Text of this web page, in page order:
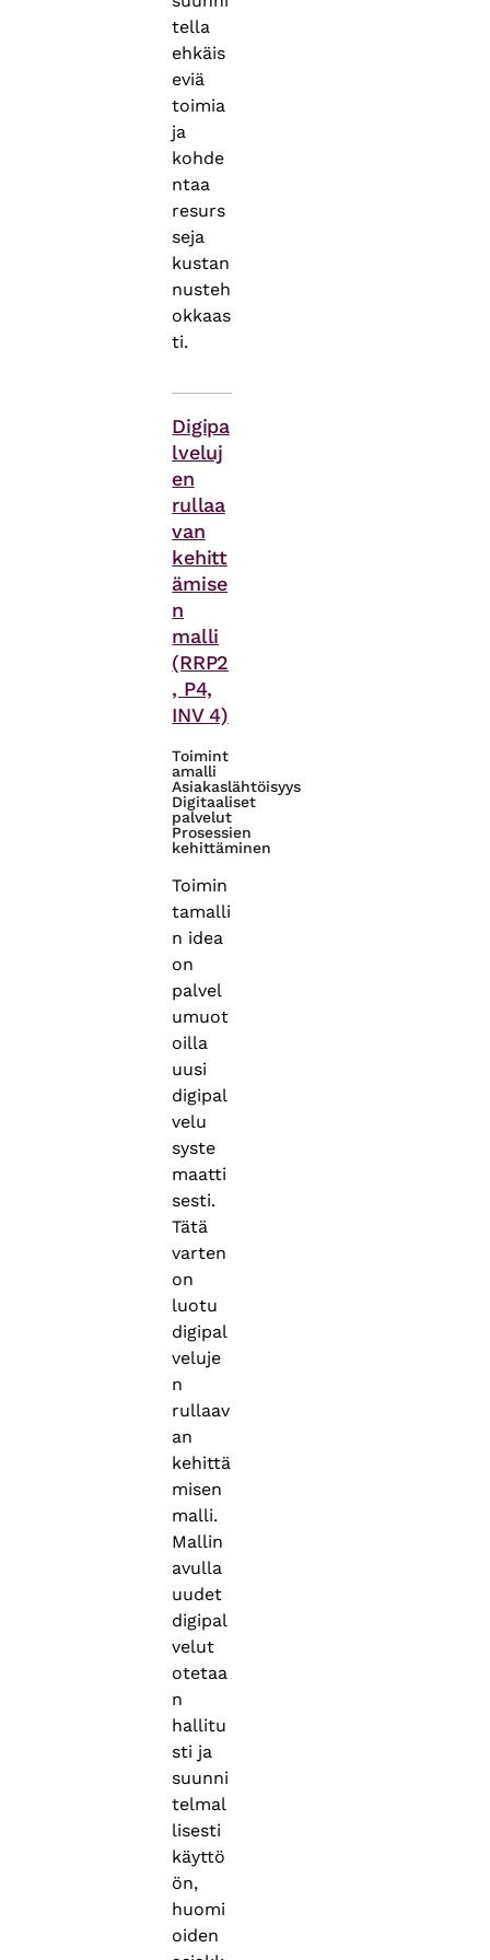
tella
ehkäis
eviä
toimia
ja
kohde
ntaa
resurs
seja
kustan
nusteh
okkaas
ti.
Digipa
lveluj
en
rullaa
van
kehitt
ämise
n
malli
(RRP2
, P4,
INV 4)
Toimint
amalli
Asiakaslähtöisyys
Digitaaliset
palvelut
Prosessien
kehittäminen
Toimin
tamalli
n idea
on
palvel
umuot
oilla
uusi
digipal
velu
syste
maatti
sesti.
Tätä
varten
on
luotu
digipal
veluje
n
rullaav
an
kehittä
misen
malli.
Mallin
avulla
uudet
digipal
velut
otetaa
n
hallitu
sti ja
suunni
telmal
lisesti
käyttö
ön,
huomi
oiden